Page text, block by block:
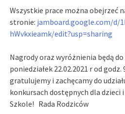
Wszystkie prace można obejrzeć
stronie: jamboard.google.com/d/
hWvkxieamk/edit?usp=sharing
Nagrody oraz wyróżnienia będą
poniedziałek 22.02.2021 r od
gratulujemy i zachęcamy do
konkursach dostępnych dla dzieci
Szkole! Rada Rodziców